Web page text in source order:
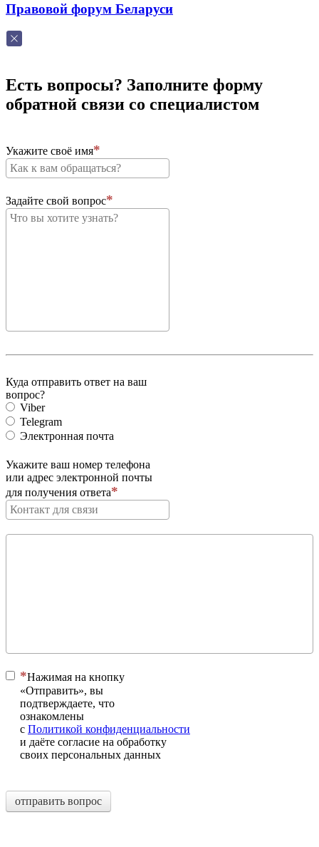
Правовой форум Беларуси
Есть вопросы? Заполните форму
обратной связи со специалистом
Укажите своё имя
Задайте свой вопрос
Куда отправить ответ на ваш
вопрос?
Viber
Telegram
Электронная почта
Укажите ваш номер телефона
или адрес электронной почты
для получения ответа
Нажимая на кнопку
«Отправить», вы
подтверждаете, что
ознакомлены
с Политикой конфиденциальности
и даёте согласие на обработку
своих персональных данных
отправить вопрос